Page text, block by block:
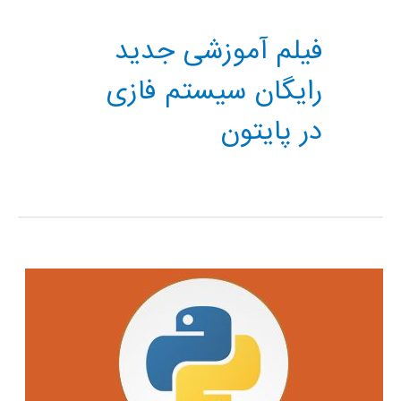
فیلم آموزشی جدید
رایگان سیستم فازی
در پایتون